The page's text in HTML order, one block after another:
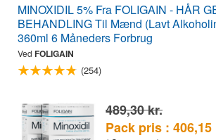
MINOXIDIL 5% Fra FOLIGAIN - HÅR
BEHANDLING Til Mænd (Lavt
360ml 6 Måneders Forbrug
Ved FOLIGAIN
(254)
489,30 kr.
Pack pris : 406,15